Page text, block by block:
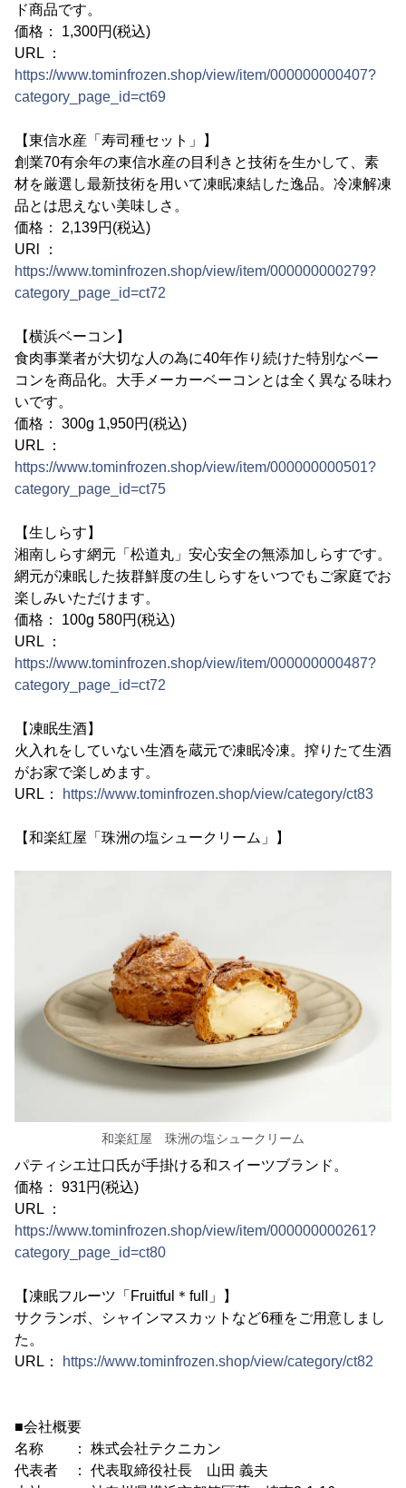
ド商品です。
価格： 1,300円(税込)
URL ：
https://www.tominfrozen.shop/view/item/000000000407?
category_page_id=ct69
【東信水産「寿司種セット」】
創業70有余年の東信水産の目利きと技術を生かして、素
材を厳選し最新技術を用いて凍眠凍結した逸品。冷凍解凍
品とは思えない美味しさ。
価格： 2,139円(税込)
URl ：
https://www.tominfrozen.shop/view/item/000000000279?
category_page_id=ct72
【横浜ベーコン】
食肉事業者が大切な人の為に40年作り続けた特別なベー
コンを商品化。大手メーカーベーコンとは全く異なる味わ
いです。
価格： 300g 1,950円(税込)
URL ：
https://www.tominfrozen.shop/view/item/000000000501?
category_page_id=ct75
【生しらす】
湘南しらす網元「松道丸」安心安全の無添加しらすです。
網元が凍眠した抜群鮮度の生しらすをいつでもご家庭でお
楽しみいただけます。
価格： 100g 580円(税込)
URL ：
https://www.tominfrozen.shop/view/item/000000000487?
category_page_id=ct72
【凍眠生酒】
火入れをしていない生酒を蔵元で凍眠冷凍。搾りたて生酒
がお家で楽しめます。
URL：
https://www.tominfrozen.shop/view/category/ct83
【和楽紅屋「珠洲の塩シュークリーム」】
和楽紅屋 珠洲の塩シュークリーム
パティシエ辻口氏が手掛ける和スイーツブランド。
価格： 931円(税込)
URL ：
https://www.tominfrozen.shop/view/item/000000000261?
category_page_id=ct80
【凍眠フルーツ「Fruitful＊full」】
サクランボ、シャインマスカットなど6種をご用意しまし
た。
URL：
https://www.tominfrozen.shop/view/category/ct82
■会社概要
名称 ： 株式会社テクニカン
代表者 ： 代表取締役社長 山田 義夫